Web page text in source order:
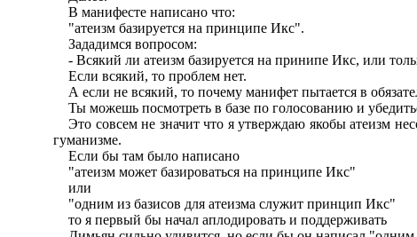
В манифесте написано что:
"атеизм базируется на принципе Икс".
Зададимся вопросом:
- Всякий ли атеизм базируется на принипе Икс, или
Если всякий, то проблем нет.
А если не всякий, то почему манифет пытается в
Ты можешь посмотреть в базе по голосованию и
Это совсем не значит что я утверждаю якобы атеизм
гуманизме.
Если бы там было написано
"атеизм может базироваться на принципе Икс"
или
"одним из базисов для атеизма служит принцип Икс"
то я первый бы начал аплодировать и поддерживать